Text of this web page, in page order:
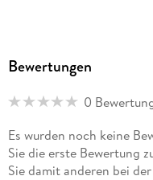
Bewertungen
0
Es wurden noch keine
Sie die erste Bewertung
Sie damit anderen bei